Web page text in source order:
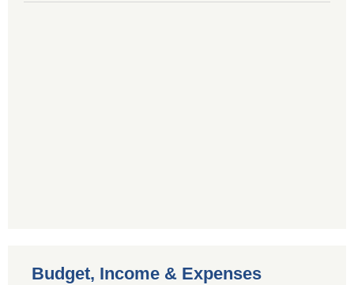
Budget, Income & Expenses